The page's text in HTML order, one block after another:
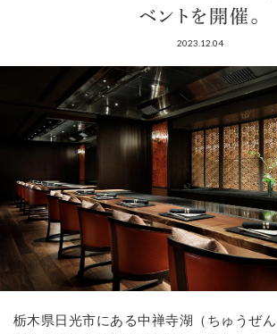
ベントを開催。
2023.12.04
栃木県日光市にある中禅寺湖（ちゅうぜ